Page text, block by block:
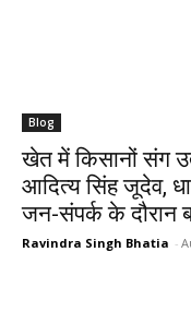
Blog
खेत में किसानों संग
आदित्य सिंह जूदेव,
जन-संपर्क के दौरान
Ravindra Singh Bhatia -